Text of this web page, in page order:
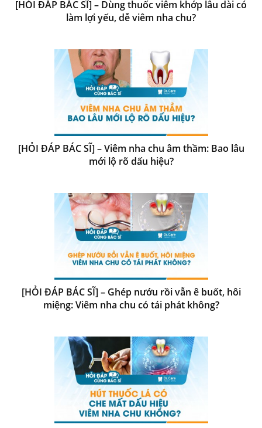
[HỎI ĐÁP BÁC SĨ] – Dùng thuốc viêm khớp lâu dài có
làm lợi yếu, dễ viêm nha chu?
[HỎI ĐÁP BÁC SĨ] – Viêm nha chu âm thầm: Bao lâu
mới lộ rõ dấu hiệu?
[HỎI ĐÁP BÁC SĨ] – Ghép nướu rồi vẫn ê buốt, hôi
miệng: Viêm nha chu có tái phát không?